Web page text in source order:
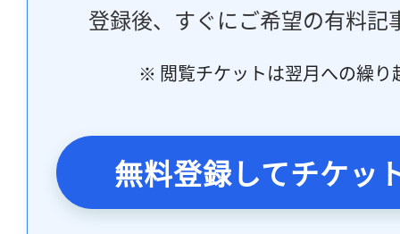
登録後、すぐにご希望の有料記
※ 閲覧チケットは翌月への繰り
無料登録してチケッ